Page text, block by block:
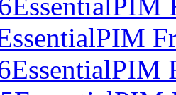
EssentialPIM